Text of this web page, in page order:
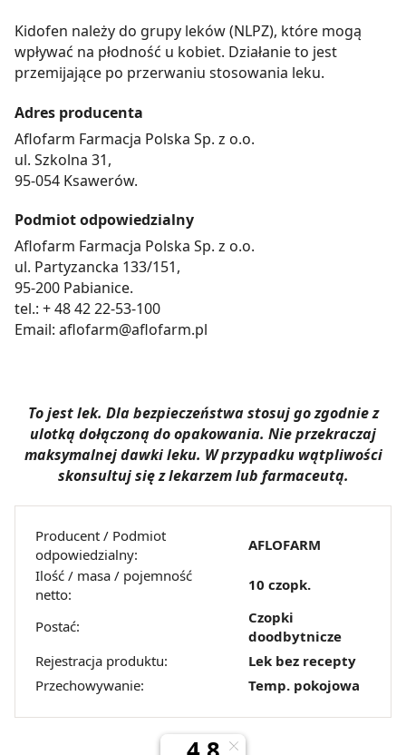
Kidofen należy do grupy leków (NLPZ), które mogą
wpływać na płodność u kobiet. Działanie to jest
przemijające po przerwaniu stosowania leku.
Adres producenta
Aflofarm Farmacja Polska Sp. z o.o.
ul. Szkolna 31,
95-054 Ksawerów.
Podmiot odpowiedzialny
Aflofarm Farmacja Polska Sp. z o.o.
ul. Partyzancka 133/151,
95-200 Pabianice.
tel.: + 48 42 22-53-100
Email: aflofarm@aflofarm.pl
To jest lek. Dla bezpieczeństwa stosuj go zgodnie z
ulotką dołączoną do opakowania. Nie przekraczaj
maksymalnej dawki leku. W przypadku wątpliwości
skonsultuj się z lekarzem lub farmaceutą.
Producent / Podmiot
odpowiedzialny:
AFLOFARM
Ilość / masa / pojemność
netto:
10 czopk.
Postać:
Czopki
doodbytnicze
Rejestracja produktu:
Lek bez recepty
Przechowywanie:
Temp. pokojowa